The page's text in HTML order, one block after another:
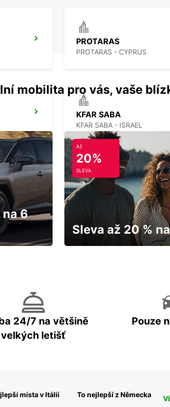
PROTARAS
PROTARAS - CYPRUS
KFAR SABA
KFAR SABA - ISRAEL
mobilita pro vás, vaše
na 6
Až
20%
SLEVA
Sleva až 20 %
24/7 na většině
velkých letišť
Pouze
místa v Itálii
To nejlepší z Německa